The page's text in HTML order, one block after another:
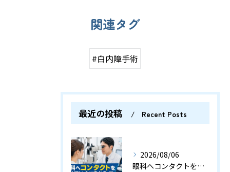
関連タグ
#白内障手術
最近の投稿 Recent Posts
2026/08/06
眼科へコンタクトをつけていくべきか？検査別の外す判断と持ち物で無駄足ゼロの指南